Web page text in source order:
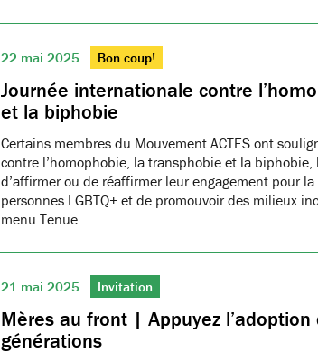
22 mai 2025 Bon coup!
Journée internationale contre
et la biphobie
Certains membres du Mouvement ACTES ont
contre l’homophobie, la transphobie et la
d’affirmer ou de réaffirmer leur engagement pour
personnes LGBTQ+ et de promouvoir des milieux
menu Tenue…
21 mai 2025 Invitation
Mères au front | Appuyez l’adoption
générations